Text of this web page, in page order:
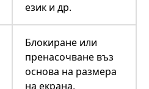
език и др.
Блокиране или
пренасочване въз
основа на размера
на екрана,